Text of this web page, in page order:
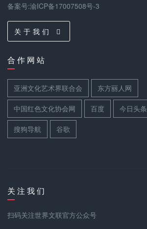
备案号:渝ICP备17007508号-3
关 于 我 们
合 作 网 站
亚洲文化艺术界联合会 东方丽人网
中国红色文化协会网 百度 今日头条
搜狗导航 谷歌
关 注 我 们
扫码关注世界文联官方公众号